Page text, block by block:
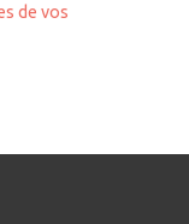
de vos